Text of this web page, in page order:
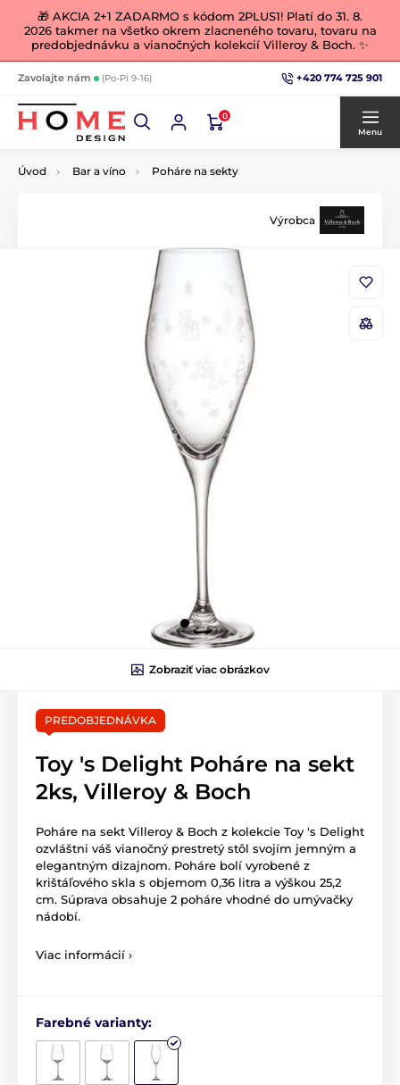
🎁 AKCIA 2+1 ZADARMO s kódom 2PLUS1! Platí do 31. 8.
2026 takmer na všetko okrem zlacneného tovaru, tovaru na
predobjednávku a vianočných kolekcií Villeroy & Boch. ✨
Zavolajte nám (Po-Pi 9-16) +420 774 725 901
0
Menu
Úvod Bar a víno Poháre na sekty
Výrobca
Zobraziť viac obrázkov
PREDOBJEDNÁVKA
Toy 's Delight Poháre na sekt
2ks, Villeroy & Boch
Poháre na sekt Villeroy & Boch z kolekcie Toy 's Delight
ozvláštni váš vianočný prestretý stôl svojím jemným a
elegantným dizajnom. Poháre bolí vyrobené z
krištáľového skla s objemom 0,36 litra a výškou 25,2
cm. Súprava obsahuje 2 poháre vhodné do umývačky
nádobí.
Viac informácií ›
Farebné varianty: